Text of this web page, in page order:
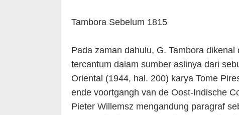
Tambora Sebelum 1815
Pada zaman dahulu, G. Tambora
tercantum dalam sumber aslinya dari
Oriental (1944, hal. 200) karya Tome
ende voortgangh van de Oost-Indische
Pieter Willemsz mengandung paragraf